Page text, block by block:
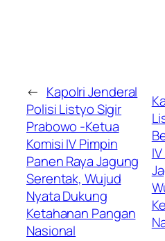
← Kapolri Jenderal
Polisi Listyo Sigir
Prabowo -Ketua
Komisi IV Pimpin
Panen Raya Jagung
Serentak, Wujud
Nyata Dukung
Ketahanan Pangan
Nasional